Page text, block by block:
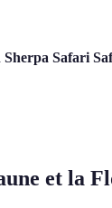
Safari
et la